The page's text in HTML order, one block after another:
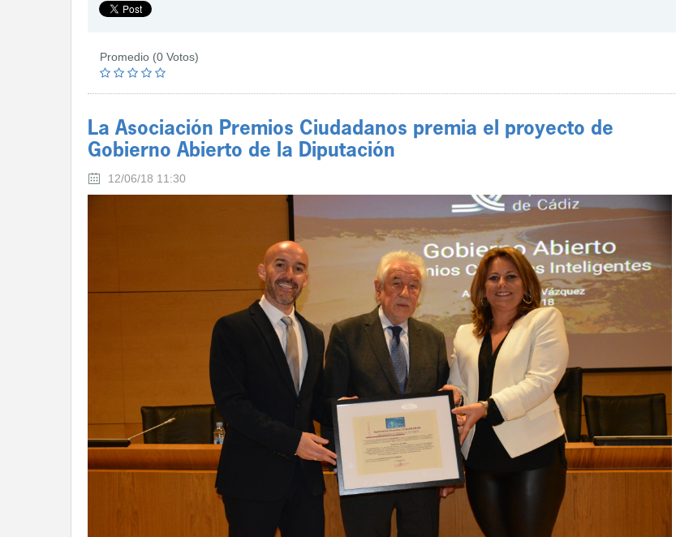
Promedio (0 Votos)
La Asociación Premios Ciudadanos premia el proyecto de
Gobierno Abierto de la Diputación
12/06/18 11:30